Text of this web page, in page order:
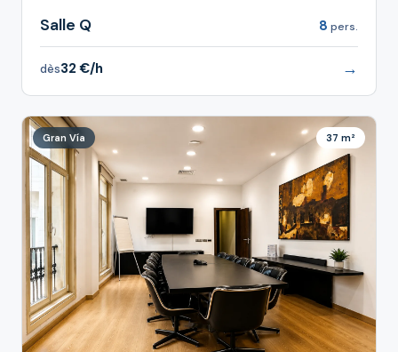
Salle Q 8 pers.
dès32 €/h →
Gran Vía 37 m²